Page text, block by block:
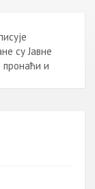
су Јавне
и